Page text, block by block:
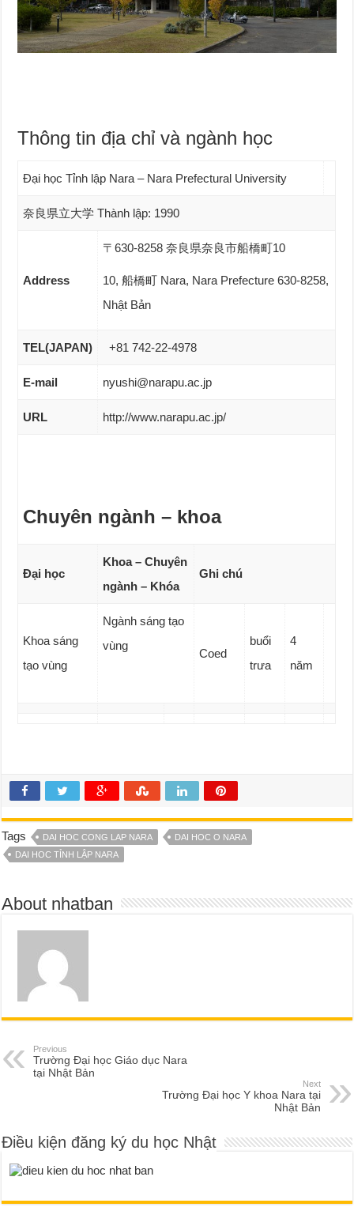
Thông tin địa chỉ và ngành học
Đại học Tỉnh lập Nara – Nara Prefectural University
奈良県立大学 Thành lập: 1990
Address
〒630-8258 奈良県奈良市船橋町10
10, 船橋町 Nara, Nara Prefecture 630-8258,
Nhật Bản
TEL(JAPAN) +81 742-22-4978
E-mail nyushi@narapu.ac.jp
URL http://www.narapu.ac.jp/
Chuyên ngành – khoa
Đại học
Khoa – Chuyên
ngành – Khóa
Ghi chú
Khoa sáng
tạo vùng
Ngành sáng tạo
vùng
Coed
buổi
trưa
4
năm
Tags DAI HOC CONG LAP NARA
DAI HOC O NARA
DAI HOC TỈNH LẬP NARA
About nhatban
Previous
Trường Đại học Giáo dục Nara
tại Nhật Bản
Next
Trường Đại học Y khoa Nara tại
Nhật Bản
Điều kiện đăng ký du học Nhật